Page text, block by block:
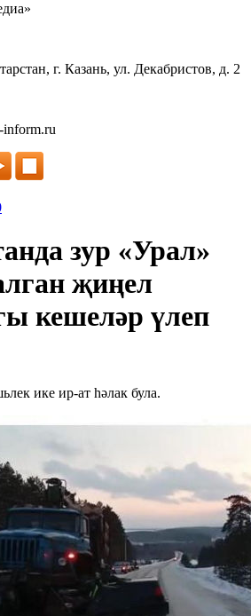
г. Казань, ул. Декабристов, д. 2
inform.ru
зур «Урал»
җиңел
кешеләр үлеп
ике ир-ат һәлак була.